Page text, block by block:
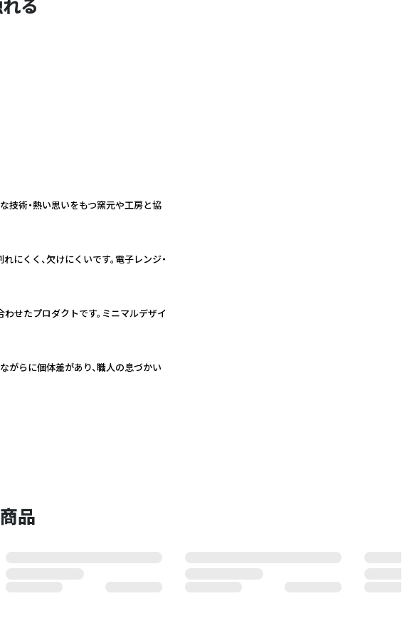
る
技術・熱い思いをもつ窯元や工房と協
にくく、欠けにくいです。電子レンジ・
せたプロダクトです。ミニマルデザイ
がらに個体差があり、職人の息づかい
品